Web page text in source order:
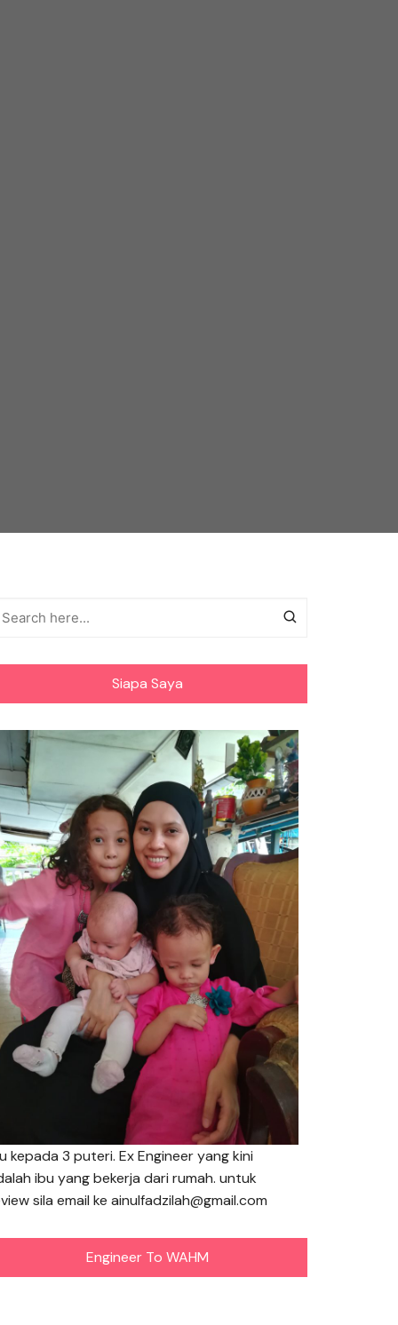
Siapa Saya
kepada 3 puteri. Ex Engineer yang kini
ibu yang bekerja dari rumah. untuk
sila email ke ainulfadzilah@gmail.com
Engineer To WAHM